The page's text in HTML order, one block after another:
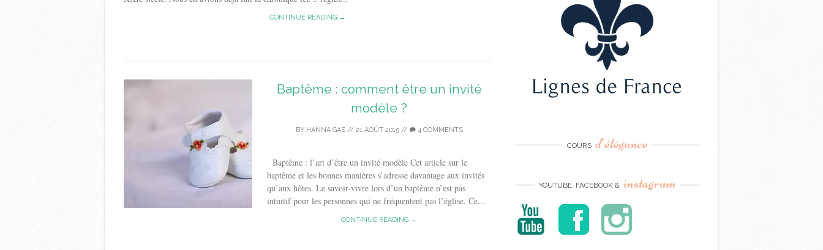
CONTINUE READING →
Baptême : comment être un invité
modèle ?
BY HANNA GAS// 21 AOÛT 2015// 4 COMMENTS
Baptême : l’art d’être un invité modèle Cet article sur le
baptême et les bonnes manières s’adresse davantage aux invités
qu’aux hôtes. Le savoir-vivre lors d’un baptême n’est pas
intuitif pour les personnes qui ne fréquentent pas l’église. Ce...
CONTINUE READING →
COURS d’élégance
YOUTUBE, FACEBOOK & instagram